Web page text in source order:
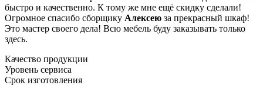
быстро и качественно. К тому же мне ещё скидку сделали!
Огромное спасибо сборщику Алексею за прекрасный шкаф!
Это мастер своего дела! Всю мебель буду заказывать только
здесь.
Качество продукции
Уровень сервиса
Срок изготовления